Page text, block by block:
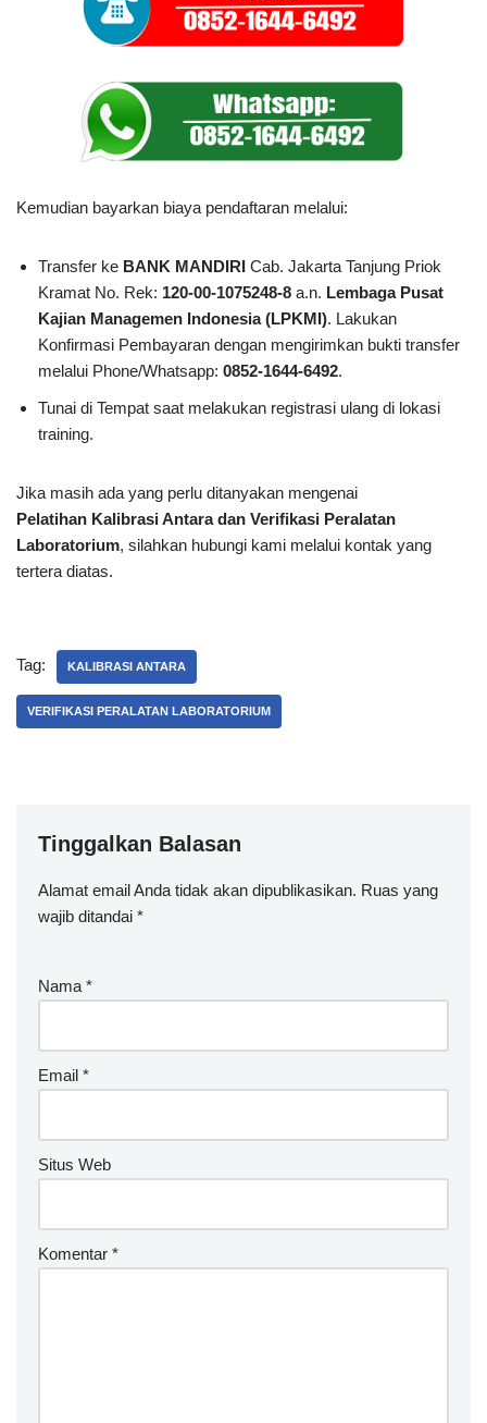
Kemudian bayarkan biaya pendaftaran melalui:
Transfer ke BANK MANDIRI Cab. Jakarta Tanjung Priok
Kramat No. Rek: 120-00-1075248-8 a.n. Lembaga Pusat
Kajian Managemen Indonesia (LPKMI). Lakukan
Konfirmasi Pembayaran dengan mengirimkan bukti transfer
melalui Phone/Whatsapp: 0852-1644-6492.
Tunai di Tempat saat melakukan registrasi ulang di lokasi
training.
Jika masih ada yang perlu ditanyakan mengenai
Pelatihan Kalibrasi Antara dan Verifikasi Peralatan
Laboratorium, silahkan hubungi kami melalui kontak yang
tertera diatas.
Tag: KALIBRASI ANTARA
VERIFIKASI PERALATAN LABORATORIUM
Tinggalkan Balasan
Alamat email Anda tidak akan dipublikasikan. Ruas yang
wajib ditandai *
Nama *
Email *
Situs Web
Komentar *